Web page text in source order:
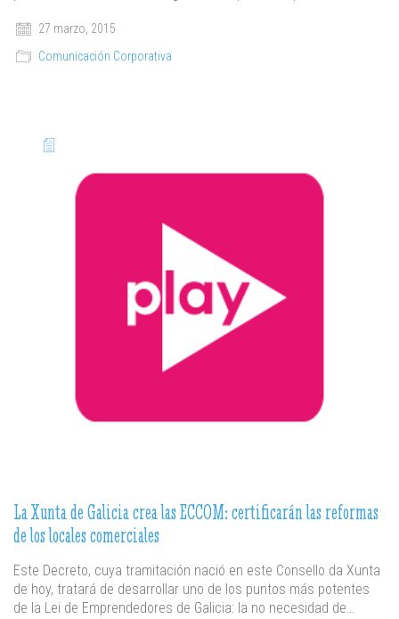
27 marzo, 2015
Comunicación Corporativa
La Xunta de Galicia crea las ECCOM: certificarán las reformas
de los locales comerciales
Este Decreto, cuya tramitación nació en este Consello da Xunta
de hoy, tratará de desarrollar uno de los puntos más potentes
de la Lei de Emprendedores de Galicia: la no necesidad de…